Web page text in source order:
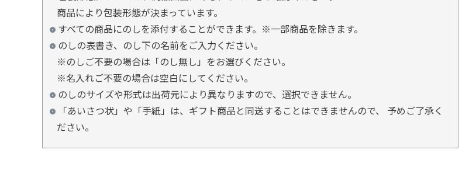
商品により包装形態が決まっています。
すべての商品にのしを添付することができます。※一部商品を除きます。
のしの表書き、のし下の名前をご入力ください。
※のしご不要の場合は「のし無し」をお選びください。
※名入れご不要の場合は空白にしてください。
のしのサイズや形式は出荷元により異なりますので、選択できません。
「あいさつ状」や「手紙」は、ギフト商品と同送することはできませんので、 予めご了承く
ださい。